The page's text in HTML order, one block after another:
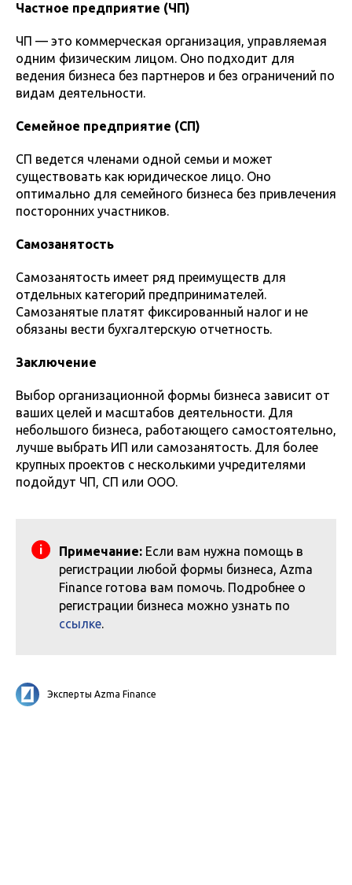
Частное предприятие (ЧП)
ЧП — это коммерческая организация, управляемая
одним физическим лицом. Оно подходит для
ведения бизнеса без партнеров и без ограничений по
видам деятельности.
Семейное предприятие (СП)
СП ведется членами одной семьи и может
существовать как юридическое лицо. Оно
оптимально для семейного бизнеса без привлечения
посторонних участников.
Самозанятость
Самозанятость имеет ряд преимуществ для
отдельных категорий предпринимателей.
Самозанятые платят фиксированный налог и не
обязаны вести бухгалтерскую отчетность.
Заключение
Выбор организационной формы бизнеса зависит от
ваших целей и масштабов деятельности. Для
небольшого бизнеса, работающего самостоятельно,
лучше выбрать ИП или самозанятость. Для более
крупных проектов с несколькими учредителями
подойдут ЧП, СП или ООО.
Примечание: Если вам нужна помощь в
регистрации любой формы бизнеса, Azma
Finance готова вам помочь. Подробнее о
регистрации бизнеса можно узнать по
ссылке.
Эксперты Azma Finance